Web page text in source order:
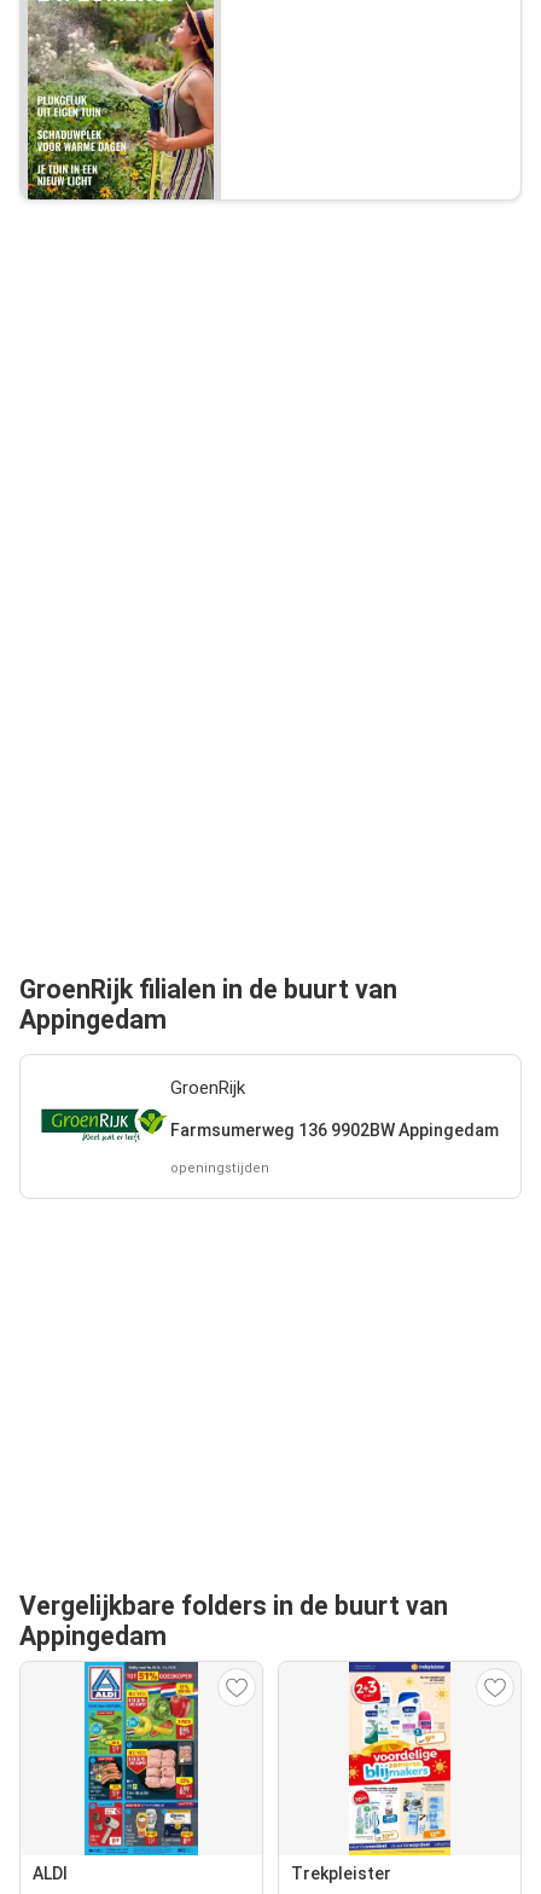
GroenRijk filialen in de buurt van
Appingedam
GroenRijk
Farmsumerweg 136 9902BW Appingedam
openingstijden
Vergelijkbare folders in de buurt van
Appingedam
ALDI Trekpleister